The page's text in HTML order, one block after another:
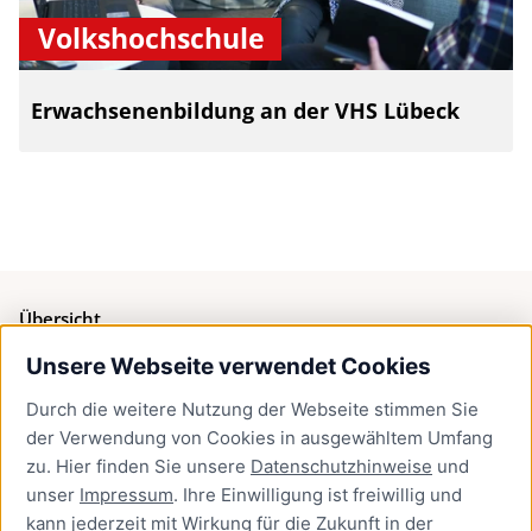
Unsere Webseite verwendet Cookies
Durch die weitere Nutzung der Webseite stimmen Sie
der Verwendung von Cookies in ausgewähltem Umfang
zu. Hier finden Sie unsere Datenschutzhinweise und
unser Impressum. Ihre Einwilligung ist freiwillig und
kann jederzeit mit Wirkung für die Zukunft in der
Volkshochschule
Erwachsenenbildung an der VHS Lübeck
Übersicht
Bürgerservice
Presse
Newsletter Lübeck:kompakt
Kontakt